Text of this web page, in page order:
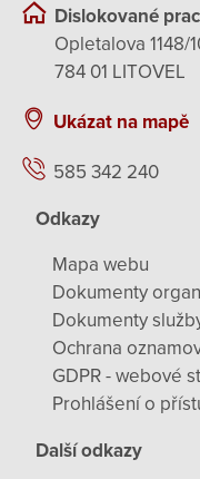
Dislokované
Opletalova 1148/
784 01 LITOVEL
Ukázat na mapě
585 342 240
Odkazy
Mapa webu
Dokumenty
Dokumenty
Ochrana
GDPR - webové
Prohlášení o
Další odkazy